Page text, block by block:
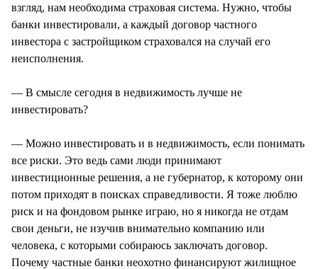
взгляд, нам необходима страховая система. Нужно, чтобы
банки инвестировали, а каждый договор частного
инвестора с застройщиком страховался на случай его
неисполнения.
— В смысле сегодня в недвижимость лучше не
инвестировать?
— Можно инвестировать и в недвижимость, если понимать
все риски. Это ведь сами люди принимают
инвестиционные решения, а не губернатор, к которому они
потом приходят в поисках справедливости. Я тоже люблю
риск и на фондовом рынке играю, но я никогда не отдам
свои деньги, не изучив внимательно компанию или
человека, с которыми собираюсь заключать договор.
Почему частные банки неохотно финансируют жилищное